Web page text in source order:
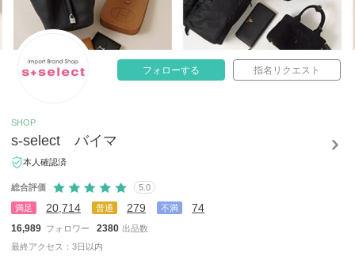
フォローする 指名リクエスト
SHOP
s-select バイマ
本人確認済
総合評価 5.0
満足 20,714 普通 279 不満 74
16,989 フォロワー 2380 出品数
最終アクセス：3日以内